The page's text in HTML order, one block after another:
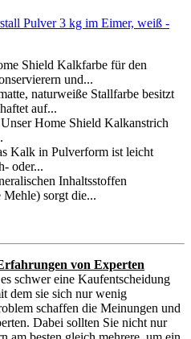
Pulver 3 kg im Eimer, weiß -
Shield Kalkfarbe für den
und...
naturweiße Stallfarbe besitzt
auf...
Home Shield Kalkanstrich
Kalk in Pulverform ist leicht
oder...
Inhaltsstoffen
sorgt die...
von Experten
schwer eine Kaufentscheidung
dem sie sich nur wenig
schaffen die Meinungen und
Dabei sollten Sie nicht nur